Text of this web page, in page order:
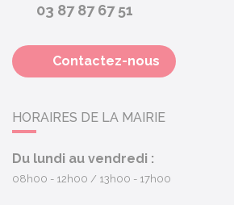
03 87 87 67 51
Contactez-nous
HORAIRES DE LA MAIRIE
Du lundi au vendredi :
08h00 - 12h00 13h00 - 17h00